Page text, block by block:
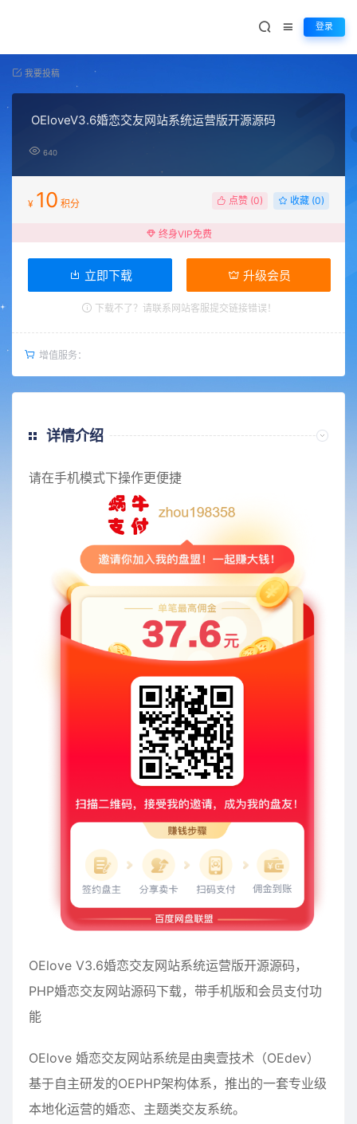
登录
我要投稿
OEloveV3.6婚恋交友网站系统运营版开源源码
640
¥ 10 积分 点赞 (0) 收藏 (0)
终身VIP免费
立即下载 升级会员
下载不了？请联系网站客服提交链接错误！
增值服务：
详情介绍
请在手机模式下操作更便捷
OElove V3.6婚恋交友网站系统运营版开源源码，
PHP婚恋交友网站源码下载，带手机版和会员支付功
能
OElove 婚恋交友网站系统是由奥壹技术（OEdev）
基于自主研发的OEPHP架构体系，推出的一套专业级
本地化运营的婚恋、主题类交友系统。